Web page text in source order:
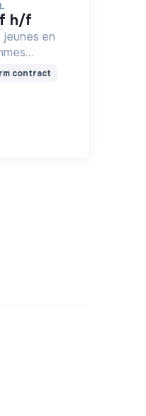
h/f
en
et
devenir
contract